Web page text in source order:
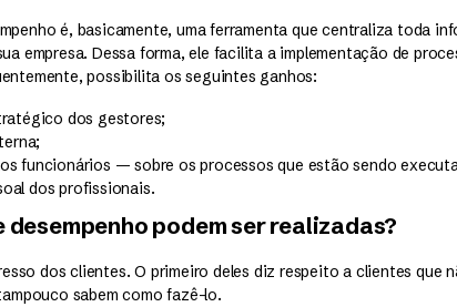
é, basicamente, uma ferramenta que centraliza toda
empresa. Dessa forma, ele facilita a implementação de
possibilita os seguintes ganhos:
dos gestores;
funcionários — sobre os processos que estão sendo
dos profissionais.
desempenho podem ser realizadas?
dos clientes. O primeiro deles diz respeito a clientes que
sabem como fazê-lo.